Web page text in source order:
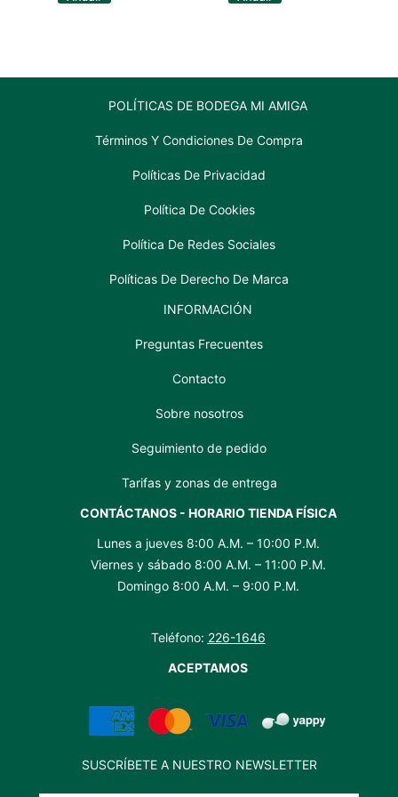
POLÍTICAS DE BODEGA MI AMIGA
Términos Y Condiciones De Compra
Políticas De Privacidad
Política De Cookies
Política De Redes Sociales
Políticas De Derecho De Marca
INFORMACIÓN
Preguntas Frecuentes
Contacto
Sobre nosotros
Seguimiento de pedido
Tarifas y zonas de entrega
CONTÁCTANOS - HORARIO TIENDA FÍSICA
Lunes a jueves 8:00 A.M. – 10:00 P.M.
Viernes y sábado 8:00 A.M. – 11:00 P.M.
Domingo 8:00 A.M. – 9:00 P.M.
Teléfono: 226-1646
ACEPTAMOS
SUSCRÍBETE A NUESTRO NEWSLETTER